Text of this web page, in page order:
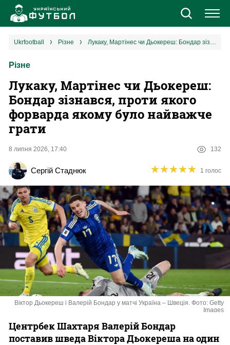
Новини
Єврокубки
УПЛ
Різне
Букмекери
Казино
ukrfootball різне Лукаку, Мартінес чи Дьокереш: Бондар зізнався, проти якого форварда якому було найважче грати
Різне
Лукаку, Мартінес чи Дьокереш:
Бондар зізнався, проти якого
форварда якому було найважче
грати
8 липня 2026, 17:40 132
Сергій Стаднюк ★★★★★
★★★★★ 1 голос
Віктор Дьокереш і Валерій Бондар у матчі Україна – Швеція. Фото: Getty
Images
Центрбек Шахтаря Валерій Бондар
поставив шведа Віктора Дьокереша на один